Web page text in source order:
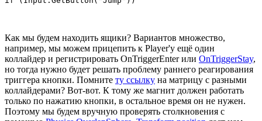
Как мы будем находить ящики? Вариантов множество,
например, мы можем прицепить к Player'у ещё один
коллайдер и регистрировать OnTriggerEnter или OnTriggerStay,
но тогда нужно будет решать проблему раннего реагирования
триггера кнопки. Помните ту ссылку на матрицу с разными
коллайдерами? Вот-вот. К тому же магнит должен работать
только по нажатию кнопки, в остальное время он не нужен.
Поэтому мы будем вручную проверять столкновения с